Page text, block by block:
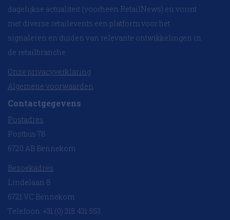
dagelijkse actualiteit (voorheen RetailNews) en vormt
met diverse retailevents een platform voor het
signaleren en duiden van relevante ontwikkelingen in
de retailbranche.
Onze privacyverklaring
Algemene voorwaarden
Contactgegevens
Postadres
Postbus 78
6720 AB Bennekom
Bezoekadres
Lindelaan 8
6721 VC Bennekom
Telefoon: +31 (0) 318 431 553